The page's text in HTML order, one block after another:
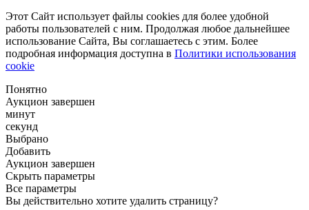
Этот Сайт использует файлы cookies для более удобной
работы пользователей с ним. Продолжая любое дальнейшее
использование Сайта, Вы соглашаетесь с этим. Более
подробная информация доступна в Политики использования
cookie
Понятно
Аукцион завершен
минут
секунд
Выбрано
Добавить
Аукцион завершен
Скрыть параметры
Все параметры
Вы действительно хотите удалить страницу?